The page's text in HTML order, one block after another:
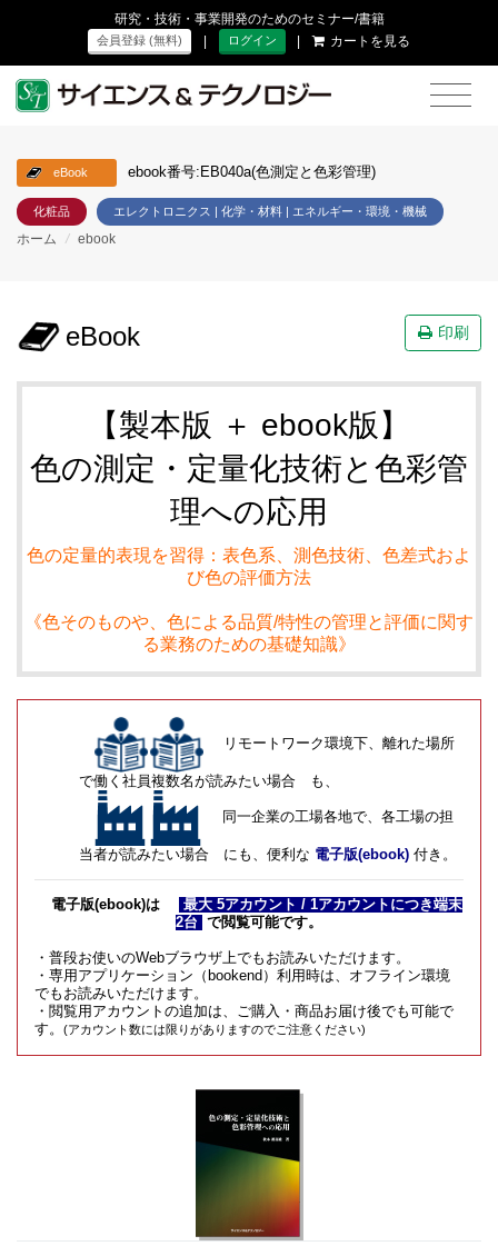
研究・技術・事業開発のためのセミナー/書籍
会員登録 (無料) | ログイン | カートを見る
eBook ebook番号:EB040a(色測定と色彩管理)
化粧品 エレクトロニクス | 化学・材料 | エネルギー・環境・機械
ホーム / ebook
eBook 印刷
【製本版 ＋ ebook版】
色の測定・定量化技術と色彩管
理への応用
色の定量的表現を習得：表色系、測色技術、色差式およ
び色の評価方法
《色そのものや、色による品質/特性の管理と評価に関す
る業務のための基礎知識》
リモートワーク環境下、離れた場所
で働く社員複数名が読みたい場合 も、
同一企業の工場各地で、各工場の担
当者が読みたい場合 にも、便利な 電子版(ebook) 付き。
電子版(ebook)は
最大 5アカウント / 1アカウントにつき端末
2台
で閲覧可能です。
・普段お使いのWebブラウザ上でもお読みいただけます。
・専用アプリケーション（bookend）利用時は、オフライン環境
でもお読みいただけます。
・閲覧用アカウントの追加は、ご購入・商品お届け後でも可能で
す。 (アカウント数には限りがありますのでご注意ください)